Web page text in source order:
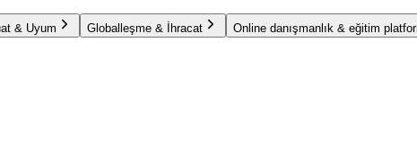
& Uyum Globalleşme & İhracat Online danışmanlık & eğitim